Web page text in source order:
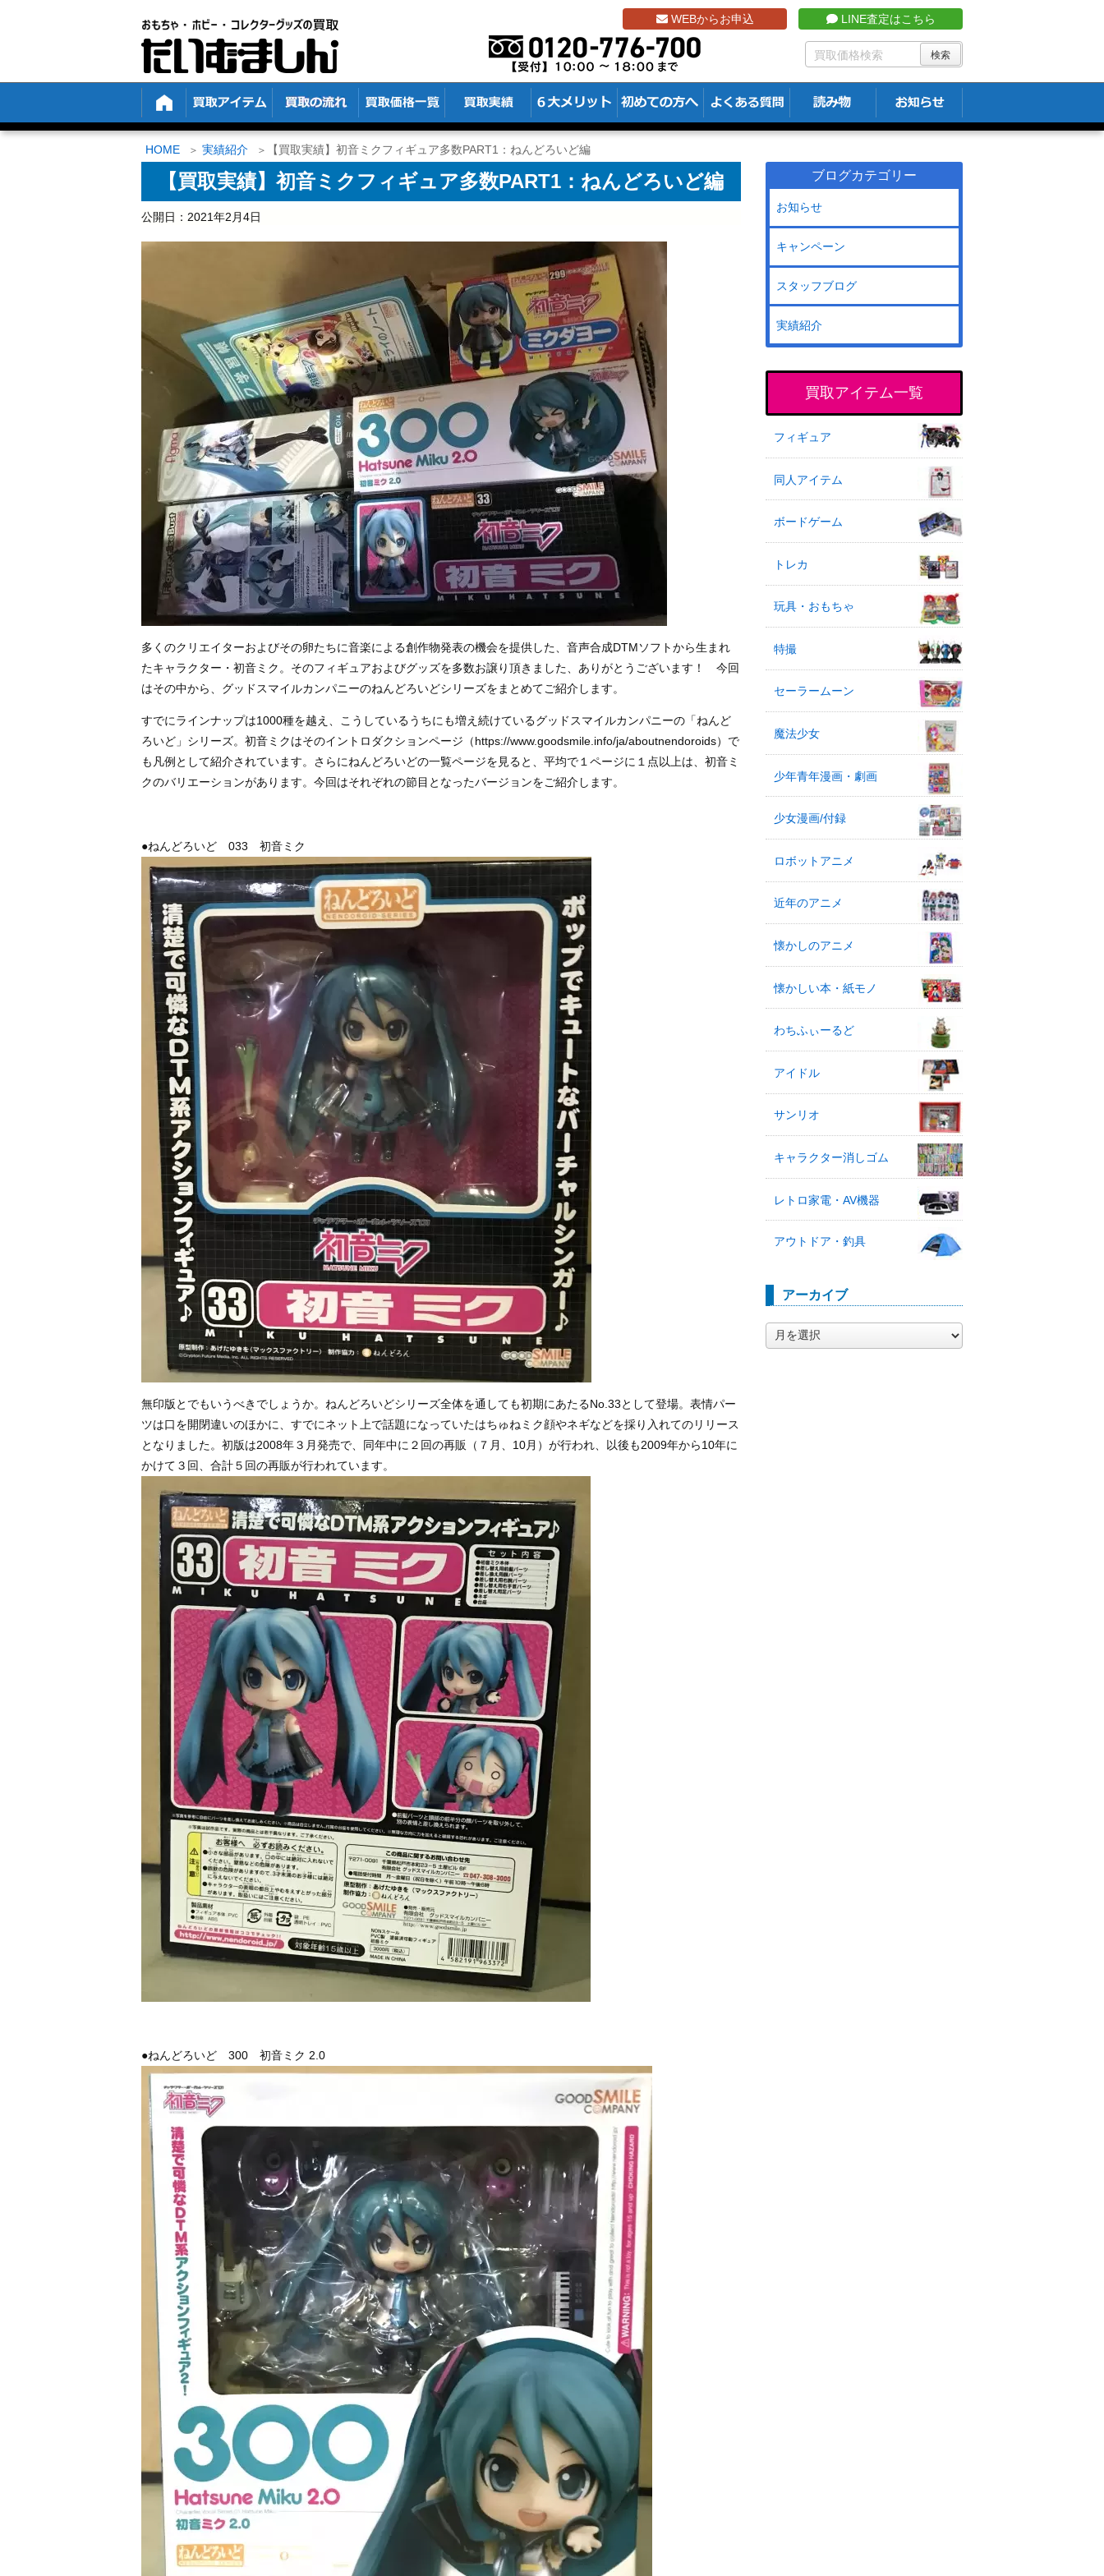
WEBからお申込 LINE査定はこちら
HOME 実績紹介 【買取実績】初音ミクフィギュア多数PART1：ねんどろいど編
【買取実績】初音ミクフィギュア多数PART1：ねんどろいど編
公開日： 2021年2月4日
多くのクリエイターおよびその卵たちに音楽による創作物発表の機会を提供した、音声合成DTMソフトから生まれ
たキャラクター・初音ミク。そのフィギュアおよびグッズを多数お譲り頂きました、ありがとうございます！ 今回
はその中から、グッドスマイルカンパニーのねんどろいどシリーズをまとめてご紹介します。
すでにラインナップは1000種を越え、こうしているうちにも増え続けているグッドスマイルカンパニーの「ねんど
ろいど」シリーズ。初音ミクはそのイントロダクションページ（https://www.goodsmile.info/ja/aboutnendoroids）で
も凡例として紹介されています。さらにねんどろいどの一覧ページを見ると、平均で１ページに１点以上は、初音ミ
クのバリエーションがあります。今回はそれぞれの節目となったバージョンをご紹介します。
●ねんどろいど 033 初音ミク
無印版とでもいうべきでしょうか。ねんどろいどシリーズ全体を通しても初期にあたるNo.33として登場。表情パー
ツは口を開閉違いのほかに、すでにネット上で話題になっていたはちゅねミク顔やネギなどを採り入れてのリリース
となりました。初版は2008年３月発売で、同年中に２回の再販（７月、10月）が行われ、以後も2009年から10年に
かけて３回、合計５回の再販が行われています。
●ねんどろいど 300 初音ミク 2.0
ブログカテゴリー
お知らせ
キャンペーン
スタッフブログ
実績紹介
買取アイテム一覧
フィギュア
同人アイテム
ボードゲーム
トレカ
玩具・おもちゃ
特撮
セーラームーン
魔法少女
少年青年漫画・劇画
少女漫画/付録
ロボットアニメ
近年のアニメ
懐かしのアニメ
懐かしい本・紙モノ
わちふぃーるど
アイドル
サンリオ
キャラクター消しゴム
レトロ家電・AV機器
アウトドア・釣具
アーカイブ
ー